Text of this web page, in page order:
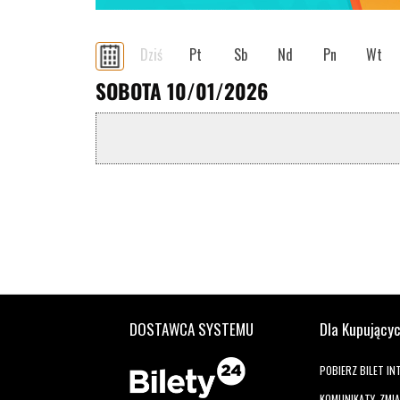
Dziś Pt Sb Nd Pn Wt
SOBOTA 10/01/2026
DOSTAWCA SYSTEMU Dla
POBIERZ BILET